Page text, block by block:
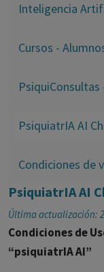
Inteligencia
Cursos -
PsiquiatrIA AI
Condiciones de
PsiquiatrIA AI
Última actualización:
Condiciones de
“psiquiatrIA AI”